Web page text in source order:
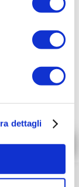
dettagli
con consumi
di